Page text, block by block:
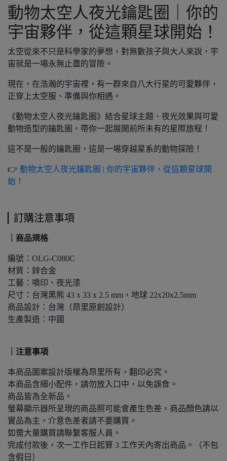
動物太空人夜光鑰匙圈｜你的
宇宙夥伴，從這顆星球開始！
太空從來不只是科學家的夢想，對無數孩子與大人來說，宇
宙就是一場永無止盡的冒險。
現在，在浩瀚的宇宙裡，有一群來自八大行星的可愛夥伴，
正穿上太空服、準備與你相遇。
《動物太空人夜光鑰匙圈》結合星球主題、夜光效果與可愛
動物造型的鑰匙圈，帶你一起展開前所未有的星際旅程！
這不是一般的鑰匙圈，這是一場穿越星系的動物探險！
👉 動物太空人夜光鑰匙圈 | 你的宇宙夥伴，從這顆星球開
始！
訂購注意事項
｜商品規格
編號：OLG-C080C
材質：鋅合金
工藝：噴印、夜光漆
尺寸：台灣黑熊 43 x 33 x 2.5 mm，地球 22x20x2.5mm
商品設計：台灣（昂里原創設計）
生產製造：中國
｜注意事項
本商品圖案設計版權為昂里所有，翻印必究。
本商品含細小配件，請勿放入口中，以免誤食。
商品皆為全新品。
螢幕顯示器所呈現的商品照可能會產生色差，商品顏色請以
實品為主，介意色差者請不要購買。
如需大量購買請聯繫客服人員。
完成付款後，次一工作日起算 3 工作天內寄出商品。（不包
含假日）